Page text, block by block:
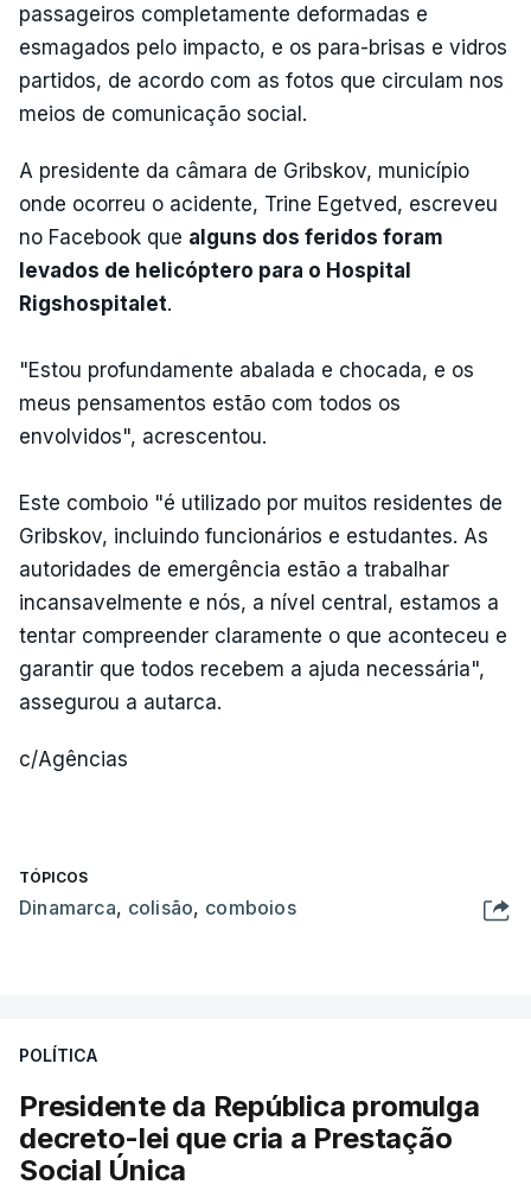
passageiros completamente deformadas e
esmagados pelo impacto, e os para-brisas e vidros
partidos, de acordo com as fotos que circulam nos
meios de comunicação social.
A presidente da câmara de Gribskov, município
onde ocorreu o acidente, Trine Egetved, escreveu
no Facebook que alguns dos feridos foram
levados de helicóptero para o Hospital
Rigshospitalet.
"Estou profundamente abalada e chocada, e os
meus pensamentos estão com todos os
envolvidos", acrescentou.
Este comboio "é utilizado por muitos residentes de
Gribskov, incluindo funcionários e estudantes. As
autoridades de emergência estão a trabalhar
incansavelmente e nós, a nível central, estamos a
tentar compreender claramente o que aconteceu e
garantir que todos recebem a ajuda necessária",
assegurou a autarca.
c/Agências
TÓPICOS
Dinamarca, colisão, comboios
POLÍTICA
Presidente da República promulga
decreto-lei que cria a Prestação
Social Única